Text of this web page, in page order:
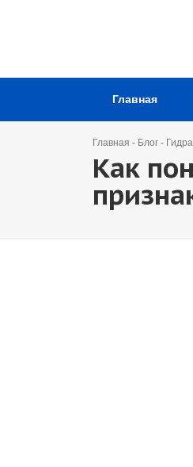
Главная
Главная - Блог -
Как